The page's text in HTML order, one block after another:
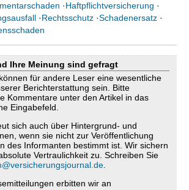
·Haftpflichtversicherung ·
·Rechtsschutz ·Schadenersatz ·
Ihre Meinung sind gefragt
für andere Leser eine wesentliche
Berichterstattung sein. Bitte
Kommentare unter den Artikel in das
Eingabefeld.
sich auch über Hintergrund- und
wenn sie nicht zur Veröffentlichung
des Informanten bestimmt ist. Wir sichern
Vertraulichkeit zu. Schreiben Sie
erbitten wir an